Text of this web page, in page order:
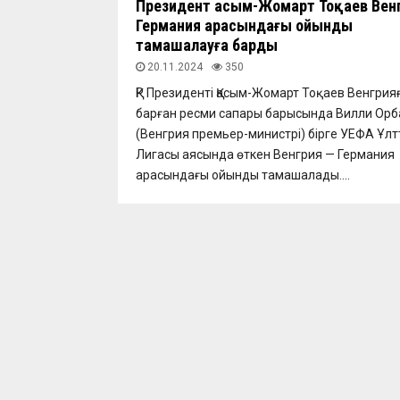
Президент Қасым-Жомарт Тоқаев
Германия арасындағы ойынды
тамашалауға барды
20.11.2024 350
ҚР Президенті Қасым-Жомарт Тоқаев
барған ресми сапары барысында Вилли
(Венгрия премьер-министрі) бірге УЕФА
Лигасы аясында өткен Венгрия — Германия
арасындағы ойынды тамашалады....